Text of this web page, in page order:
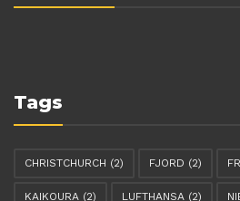
Tags
CHRISTCHURCH (2) FJORD (2)
KAIKOURA (2) LUFTHANSA (2)